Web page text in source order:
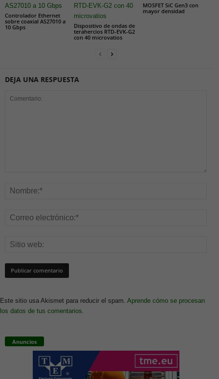
Controlador Ethernet
sobre coaxial AS27010 a
10 Gbps
Dispositivo de ondas de
terahercios RTD-EVK-G2
con 40 microvatios
MOSFET SiC Gen3 con
mayor densidad
DEJA UNA RESPUESTA
Este sitio usa Akismet para reducir el spam. Aprende cómo se procesan
los datos de tus comentarios.
Anuncios